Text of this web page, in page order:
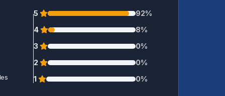
5
92%
4
8%
3
0%
2
0%
1
0%